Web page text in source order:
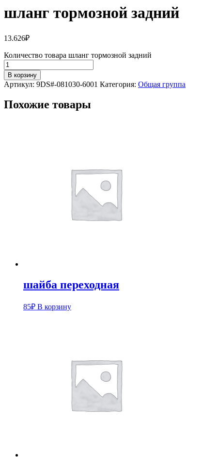
шланг тормозной задний
13.626₽
Количество товара шланг тормозной задний
В корзину
Артикул: 9DS#-081030-6001 Категория: Общая группа
Похожие товары
шайба переходная
85₽ В корзину